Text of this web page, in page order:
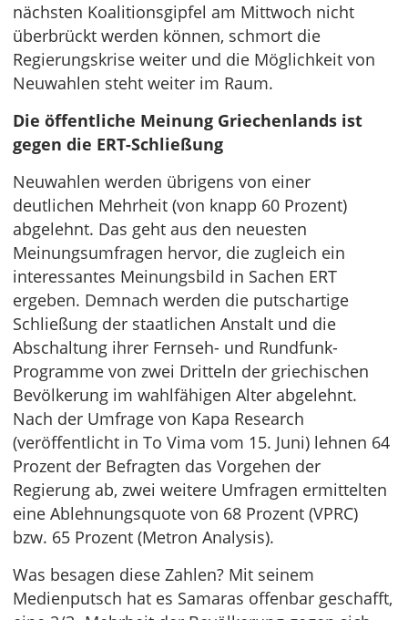
nächsten Koalitionsgipfel am Mittwoch nicht
überbrückt werden können, schmort die
Regierungskrise weiter und die Möglichkeit von
Neuwahlen steht weiter im Raum.
Die öffentliche Meinung Griechenlands ist
gegen die ERT-Schließung
Neuwahlen werden übrigens von einer
deutlichen Mehrheit (von knapp 60 Prozent)
abgelehnt. Das geht aus den neuesten
Meinungsumfragen hervor, die zugleich ein
interessantes Meinungsbild in Sachen ERT
ergeben. Demnach werden die putschartige
Schließung der staatlichen Anstalt und die
Abschaltung ihrer Fernseh- und Rundfunk-
Programme von zwei Dritteln der griechischen
Bevölkerung im wahlfähigen Alter abgelehnt.
Nach der Umfrage von Kapa Research
(veröffentlicht in To Vima vom 15. Juni) lehnen 64
Prozent der Befragten das Vorgehen der
Regierung ab, zwei weitere Umfragen ermittelten
eine Ablehnungsquote von 68 Prozent (VPRC)
bzw. 65 Prozent (Metron Analysis).
Was besagen diese Zahlen? Mit seinem
Medienputsch hat es Samaras offenbar geschafft,